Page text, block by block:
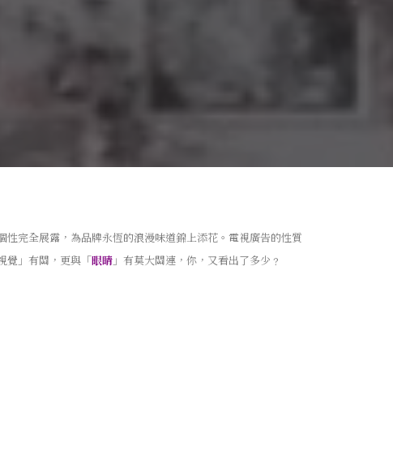
完全展露，為品牌永恆的浪漫味道錦上添花。電視廣告的性質
覺」有關，更與「眼睛 」有莫大關連，你，又看出了多少﹖